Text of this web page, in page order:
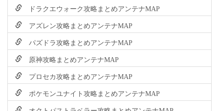
ドラクエウォーク攻略まとめアンテナMAP
アズレン攻略まとめアンテナMAP
パズドラ攻略まとめアンテナMAP
原神攻略まとめアンテナMAP
プロセカ攻略まとめアンテナMAP
ポケモンユナイト攻略まとめアンテナMAP